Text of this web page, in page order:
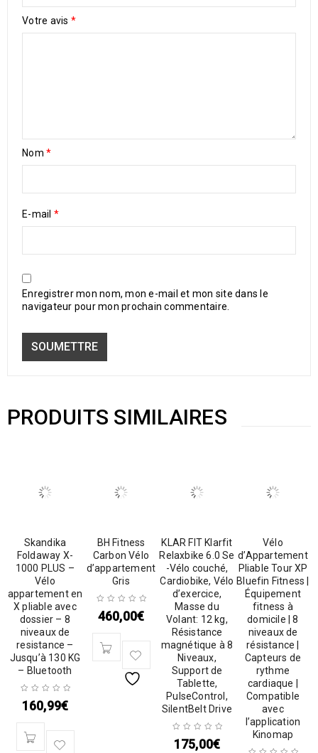
Votre avis *
Nom *
E-mail *
Enregistrer mon nom, mon e-mail et mon site dans le
navigateur pour mon prochain commentaire.
PRODUITS SIMILAIRES
Skandika
Foldaway X-
1000 PLUS –
Vélo
appartement en
X pliable avec
dossier – 8
niveaux de
resistance –
Jusqu’à 130 KG
– Bluetooth
160,99€
BH Fitness
Carbon Vélo
d’appartement
Gris
460,00€
KLAR FIT Klarfit
Relaxbike 6.0 Se
-Vélo couché,
Cardiobike, Vélo
d’exercice,
Masse du
Volant: 12 kg,
Résistance
magnétique à 8
Niveaux,
Support de
Tablette,
PulseControl,
SilentBelt Drive
175,00€
Vélo
d’Appartement
Pliable Tour XP
Bluefin Fitness |
Équipement
fitness à
domicile | 8
niveaux de
résistance |
Capteurs de
rythme
cardiaque |
Compatible
avec
l’application
Kinomap